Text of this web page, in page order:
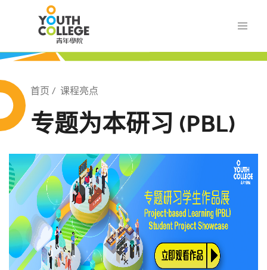
content
Breadcrumb
首页 课程亮点
专题为本研习 (PBL)